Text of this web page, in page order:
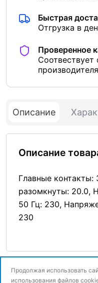
Быстрая
Отгрузка в
Проверенное
Соотвествует
производителя
Описание
Описание
Главные контакты:
разомкнуты: 20.0,
50 Гц: 230,
230
Продолжая использовать
использования файлов